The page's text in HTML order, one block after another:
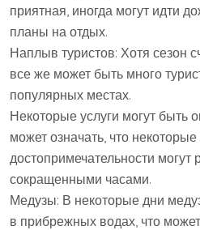
приятная, иногда могут идти
планы на отдых.
Наплыв туристов: Хотя сезон
все же может быть много
популярных местах.
Некоторые услуги могут быть
может означать, что
достопримечательности могут
сокращенными часами.
Медузы: В некоторые дни
в прибрежных водах, что